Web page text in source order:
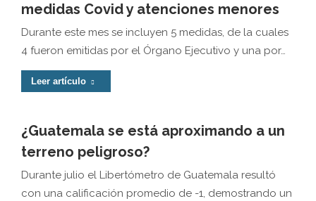
medidas Covid y atenciones menores
Durante este mes se incluyen 5 medidas, de la cuales
4 fueron emitidas por el Órgano Ejecutivo y una por…
Leer artículo
¿Guatemala se está aproximando a un
terreno peligroso?
Durante julio el Libertómetro de Guatemala resultó
con una calificación promedio de -1, demostrando un